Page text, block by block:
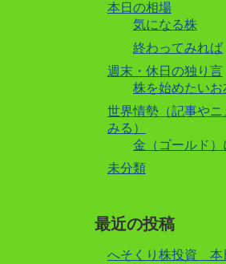
本日の相場
気になる株
終わってみれば
週末・休日の独り言
株を始めたい
世界情勢（記事や
みる）
金（ゴールド）
未分類
最近の投稿
へそくり株投資 本